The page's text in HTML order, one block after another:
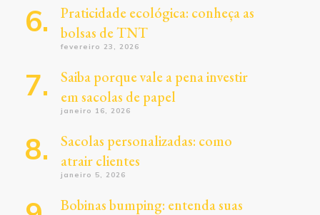
Praticidade ecológica: conheça as
bolsas de TNT
fevereiro 23, 2026
Saiba porque vale a pena investir
em sacolas de papel
janeiro 16, 2026
Sacolas personalizadas: como
atrair clientes
janeiro 5, 2026
Bobinas bumping: entenda suas